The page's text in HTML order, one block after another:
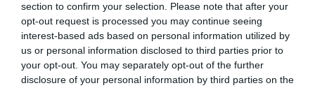
section to confirm your selection. Please note that after your
opt-out request is processed you may continue seeing
interest-based ads based on personal information utilized by
us or personal information disclosed to third parties prior to
your opt-out. You may separately opt-out of the further
disclosure of your personal information by third parties on the